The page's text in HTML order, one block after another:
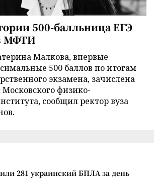
500-балльница ЕГЭ
МФТИ
Малкова, впервые
500 баллов по итогам
экзамена, зачислена
физико-
сообщил ректор вуза
281 украинский БПЛА за день